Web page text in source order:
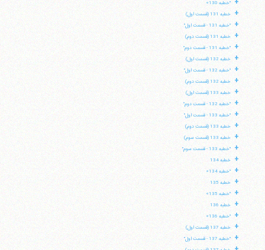
"خطبه 130»
+ خطبه 131 (قسمت اول)
+ "خطبه 131 - قسمت اول"
+ خطبه 131 (قسمت دوم)
+ "خطبه 131 - قسمت دوم"
+ خطبه 132 (قسمت اول)
+ "خطبه 132 - قسمت اول"
+ خطبه 132 (قسمت دوم)
+ خطبه 133 (قسمت اول)
+ "خطبه 132 - قسمت دوم"
+ "خطبه 133 - قسمت اول"
+ خطبه 133 (قسمت دوم)
+ خطبه 133 (قسمت سوم)
+ "خطبه 133 - قسمت سوم"
+ خطبه 134
+ "خطبه 134»
+ خطبه 135
+ "خطبه 135»
+ خطبه 136
+ "خطبه 136»
+ خطبه 137 (قسمت اول)
+ "خطبه 137 - قسمت اول"